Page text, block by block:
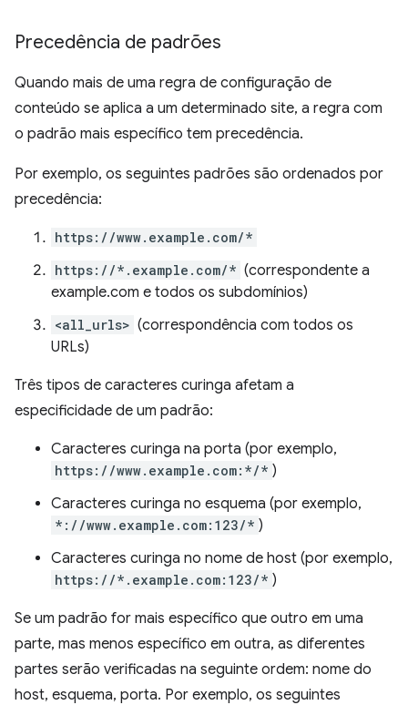
Precedência de padrões
Quando mais de uma regra de configuração de
conteúdo se aplica a um determinado site, a regra com
o padrão mais específico tem precedência.
Por exemplo, os seguintes padrões são ordenados por
precedência:
https://www.example.com/*
https://*.example.com/* (correspondente a
example.com e todos os subdomínios)
<all_urls> (correspondência com todos os
URLs)
Três tipos de caracteres curinga afetam a
especificidade de um padrão:
Caracteres curinga na porta (por exemplo,
https://www.example.com:*/* )
Caracteres curinga no esquema (por exemplo,
*://www.example.com:123/* )
Caracteres curinga no nome de host (por exemplo,
https://*.example.com:123/* )
Se um padrão for mais específico que outro em uma
parte, mas menos específico em outra, as diferentes
partes serão verificadas na seguinte ordem: nome do
host, esquema, porta. Por exemplo, os seguintes